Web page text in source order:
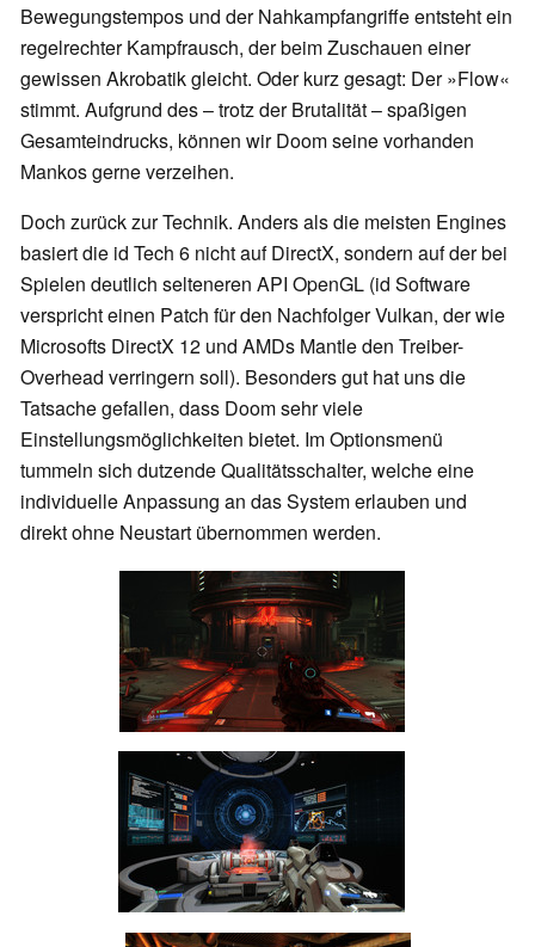
Bewegungstempos und der Nahkampfangriffe entsteht ein
regelrechter Kampfrausch, der beim Zuschauen einer
gewissen Akrobatik gleicht. Oder kurz gesagt: Der »Flow«
stimmt. Aufgrund des – trotz der Brutalität – spaßigen
Gesamteindrucks, können wir Doom seine vorhanden
Mankos gerne verzeihen.
Doch zurück zur Technik. Anders als die meisten Engines
basiert die id Tech 6 nicht auf DirectX, sondern auf der bei
Spielen deutlich selteneren API OpenGL (id Software
verspricht einen Patch für den Nachfolger Vulkan, der wie
Microsofts DirectX 12 und AMDs Mantle den Treiber-
Overhead verringern soll). Besonders gut hat uns die
Tatsache gefallen, dass Doom sehr viele
Einstellungsmöglichkeiten bietet. Im Optionsmenü
tummeln sich dutzende Qualitätsschalter, welche eine
individuelle Anpassung an das System erlauben und
direkt ohne Neustart übernommen werden.